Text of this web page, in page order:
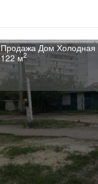
Продажа Дом Холодная
122 м2